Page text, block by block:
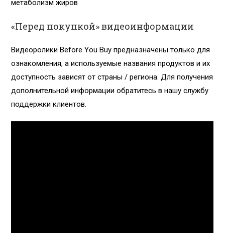
метаболизм жиров
«Перед покупкой» видеоинформации
Видеоролики Before You Buy предназначены только для
ознакомления, а используемые названия продуктов и их
доступность зависят от страны / региона. Для получения
дополнительной информации обратитесь в нашу службу
поддержки клиентов.